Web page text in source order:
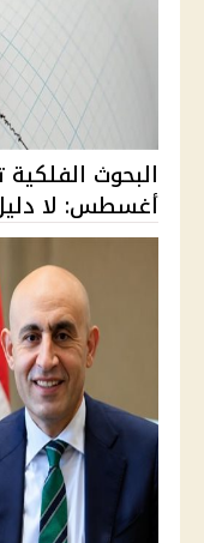
أغسطس: لا